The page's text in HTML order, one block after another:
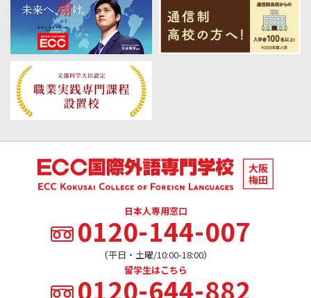
日本人専用窓口
0120-144-007
（平日・土曜/10:00-18:00）
留学生はこちら
0120-644-882